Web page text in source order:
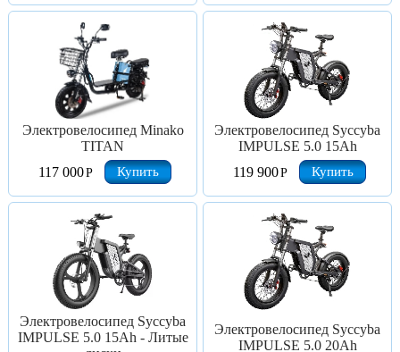
Электровелосипед Minako
TITAN
117 000Р Купить
Электровелосипед Syccyba
IMPULSE 5.0 15Ah
119 900Р Купить
Электровелосипед Syccyba
IMPULSE 5.0 15Ah - Литые
Электровелосипед Syccyba
IMPULSE 5.0 20Ah